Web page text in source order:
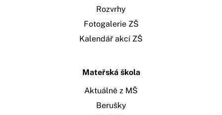
Rozvrhy
Fotogalerie ZŠ
Kalendář akcí ZŠ
Mateřská škola
Aktuálně z MŠ
Berušky